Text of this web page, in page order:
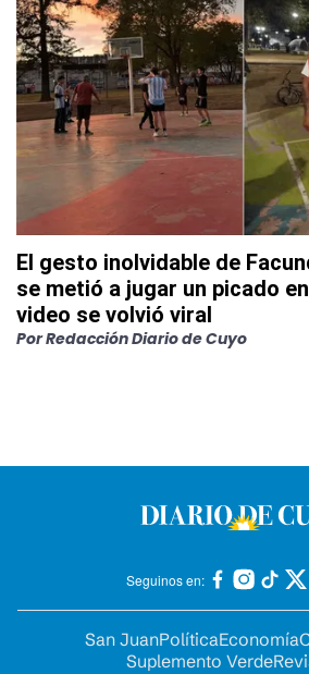
El gesto inolvidable de
se metió a jugar un picado
video se volvió viral
PorRedacción Diario de Cuyo
Seguinos en:
San JuanPolíticaEconomía
Suplemento Verde